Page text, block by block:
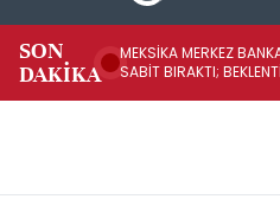
SON
DAKİKA
MEKSİKA MERKEZ
SABİT BIRAKTI;